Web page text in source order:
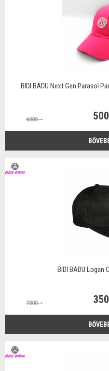
BIDI BADU Next Gen Parasol
6000 .-
BIDI BADU Logan
7000 .-